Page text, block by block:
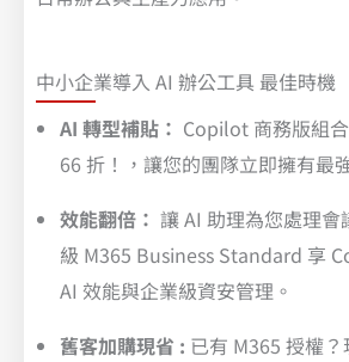
中小企業導入 AI 辦公工具 最佳時機
AI 轉型補貼： Copilot 商務版組
66 折！，讓您的團隊立即擁有最
效能翻倍： 讓 AI 助理為您處理會
級 M365 Business Standard 享
AI 效能與企業級資安管理。
舊客加購現省 : 已有 M365 授權